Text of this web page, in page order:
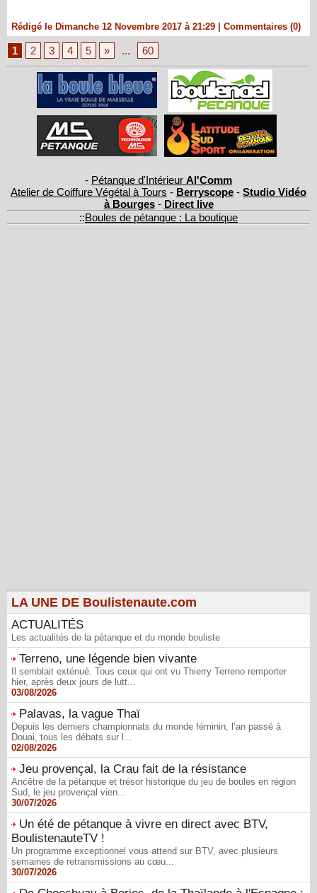
Rédigé le Dimanche 12 Novembre 2017 à 21:29 Commentaires (0)
1 2 3 4 5 » ... 60
- Pétanque d'Intérieur Al'Comm
Atelier de Coiffure Végétal à Tours - Berryscope - Studio Vidéo
à Bourges- Direct live
::Boules de pétanque : La boutique
LA UNE DE Boulistenaute.com
ACTUALITÉS
Les actualités de la pétanque et du monde bouliste
Terreno, une légende bien vivante
Il semblait exténué. Tous ceux qui ont vu Thierry Terreno remporter
hier, après deux jours de lutt...
03/08/2026
Palavas, la vague Thaï
Depuis les derniers championnats du monde féminin, l’an passé à
Douai, tous les débats sur l...
02/08/2026
Jeu provençal, la Crau fait de la résistance
Ancêtre de la pétanque et trésor historique du jeu de boules en région
Sud, le jeu provençal vien...
30/07/2026
Un été de pétanque à vivre en direct avec BTV,
BoulistenauteTV !
Un programme exceptionnel vous attend sur BTV, avec plusieurs
semaines de retransmissions au cœu...
30/07/2026